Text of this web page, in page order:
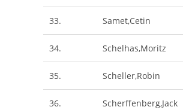
33. Samet,Cetin
34. Schelhas,Moritz
35. Scheller,Robin
36. Scherffenberg,Jack